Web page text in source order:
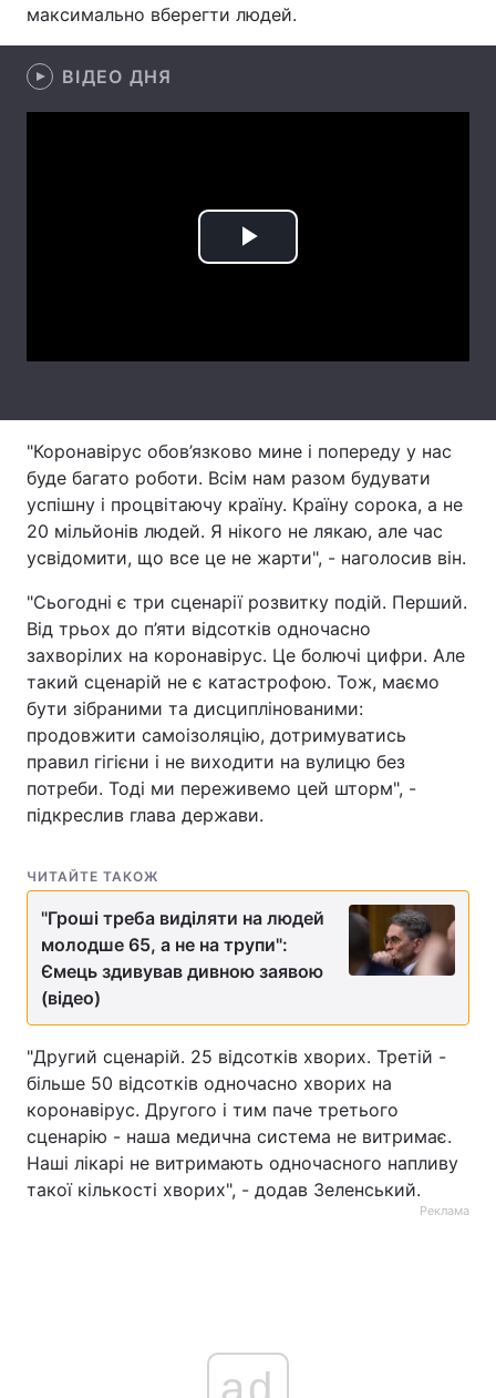
Цікавинки Погода
Екологія
Тема оформлення
максимально вберегти людей.
ВІДЕО ДНЯ
Play
"Коронавірус обов’язково мине і попереду у нас
буде багато роботи. Всім нам разом будувати
успішну і процвітаючу країну. Країну сорока, а не
20 мільйонів людей. Я нікого не лякаю, але час
усвідомити, що все це не жарти", - наголосив він.
"Сьогодні є три сценарії розвитку подій. Перший.
Від трьох до п’яти відсотків одночасно
захворілих на коронавірус. Це болючі цифри. Але
такий сценарій не є катастрофою. Тож, маємо
бути зібраними та дисциплінованими:
продовжити самоізоляцію, дотримуватись
правил гігієни і не виходити на вулицю без
потреби. Тоді ми переживемо цей шторм", -
підкреслив глава держави.
ЧИТАЙТЕ ТАКОЖ
"Гроші треба виділяти на людей
молодше 65, а не на трупи":
Ємець здивував дивною заявою
(відео)
"Другий сценарій. 25 відсотків хворих. Третій -
більше 50 відсотків одночасно хворих на
коронавірус. Другого і тим паче третього
сценарію - наша медична система не витримає.
Наші лікарі не витримають одночасного напливу
такої кількості хворих", - додав Зеленський.
Реклама
ad